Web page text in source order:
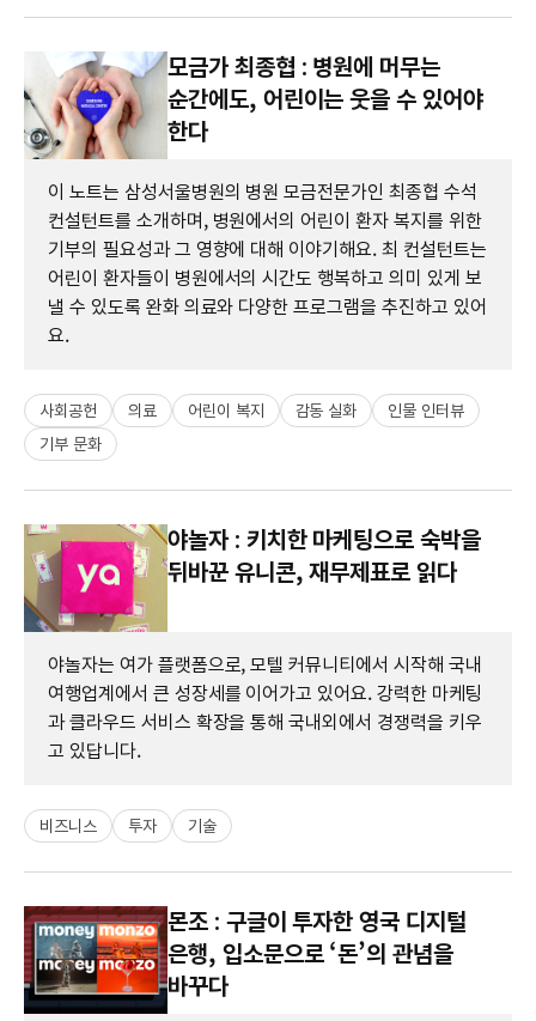
모금가 최종협 : 병원에 머무는
순간에도, 어린이는 웃을 수 있어야
한다
이 노트는 삼성서울병원의 병원 모금전문가인 최종협 수석
컨설턴트를 소개하며, 병원에서의 어린이 환자 복지를 위한
기부의 필요성과 그 영향에 대해 이야기해요. 최 컨설턴트는
어린이 환자들이 병원에서의 시간도 행복하고 의미 있게 보
낼 수 있도록 완화 의료와 다양한 프로그램을 추진하고 있어
요.
사회공헌 의료 어린이 복지 감동 실화
인물 인터뷰
기부 문화
야놀자 : 키치한 마케팅으로 숙박을
뒤바꾼 유니콘, 재무제표로 읽다
야놀자는 여가 플랫폼으로, 모텔 커뮤니티에서 시작해 국내
여행업계에서 큰 성장세를 이어가고 있어요. 강력한 마케팅
과 클라우드 서비스 확장을 통해 국내외에서 경쟁력을 키우
고 있답니다.
비즈니스 투자 기술
몬조 : 구글이 투자한 영국 디지털
은행, 입소문으로 ‘돈’의 관념을
바꾸다